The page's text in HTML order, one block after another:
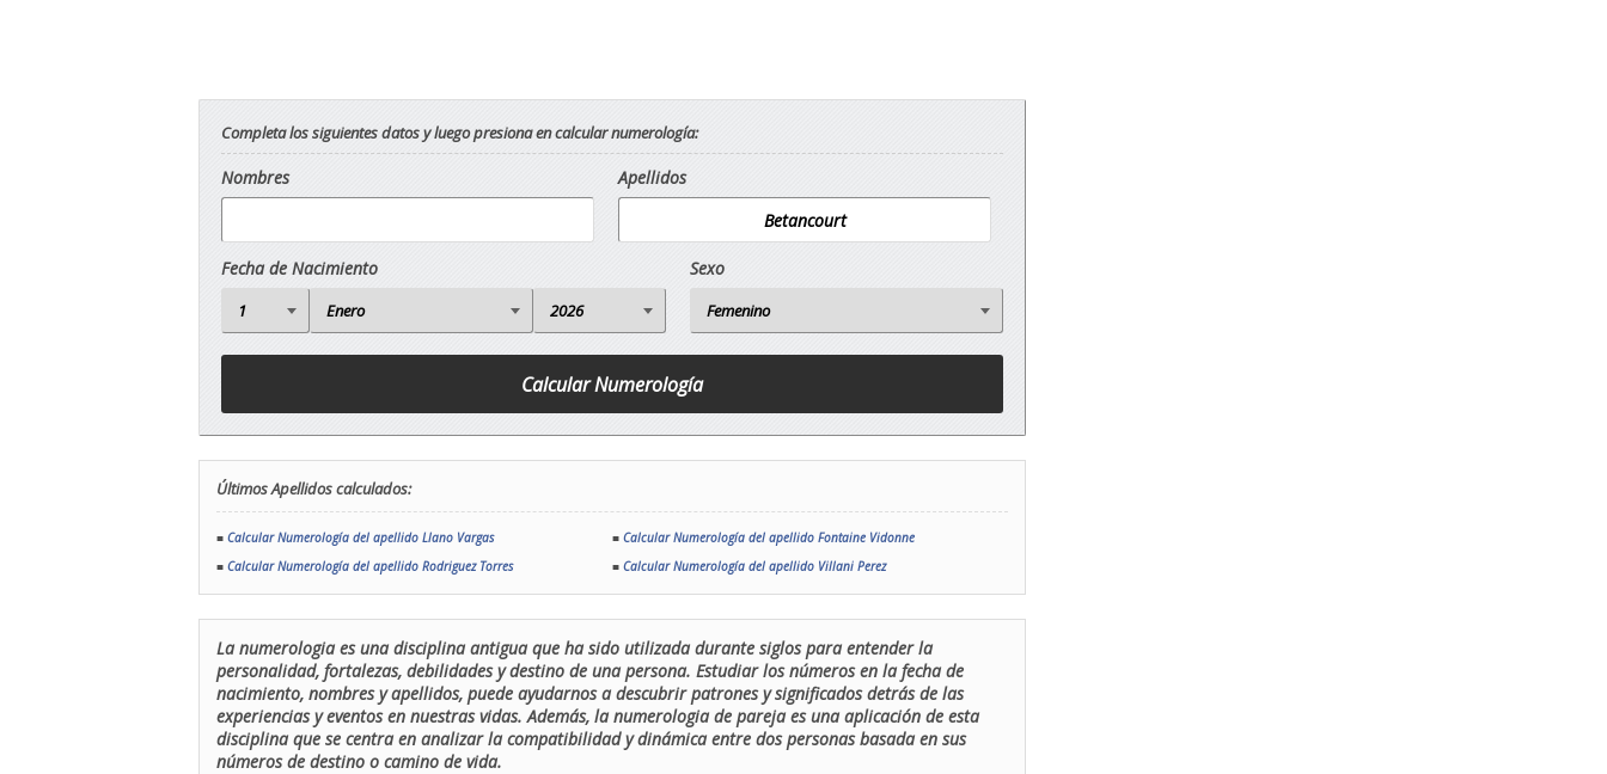
Completa los siguientes datos y luego presiona en calcular numerología:
Nombres Apellidos
Fecha de Nacimiento Sexo
Últimos Apellidos calculados:
■ Calcular Numerología del apellido Llano Vargas ■ Calcular Numerología del apellido Fontaine Vidonne
■ Calcular Numerología del apellido Rodriguez Torres ■ Calcular Numerología del apellido Villani Perez
La numerologia es una disciplina antigua que ha sido utilizada durante siglos para entender la
personalidad, fortalezas, debilidades y destino de una persona. Estudiar los números en la fecha de
nacimiento, nombres y apellidos, puede ayudarnos a descubrir patrones y significados detrás de las
experiencias y eventos en nuestras vidas. Además, la numerologia de pareja es una aplicación de esta
disciplina que se centra en analizar la compatibilidad y dinámica entre dos personas basada en sus
números de destino o camino de vida.